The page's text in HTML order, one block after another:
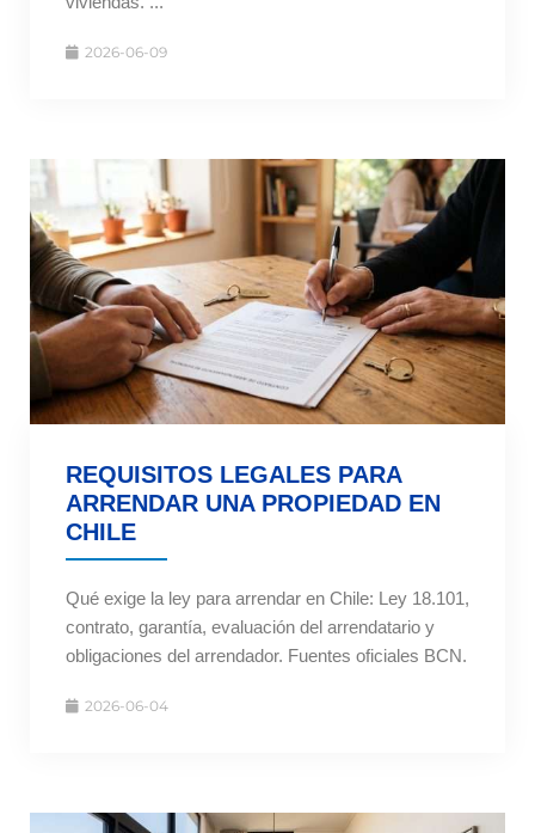
2026-06-09
REQUISITOS LEGALES PARA
ARRENDAR UNA PROPIEDAD EN
CHILE
Qué exige la ley para arrendar en Chile: Ley 18.101,
contrato, garantía, evaluación del arrendatario y
obligaciones del arrendador. Fuentes oficiales BCN.
2026-06-04